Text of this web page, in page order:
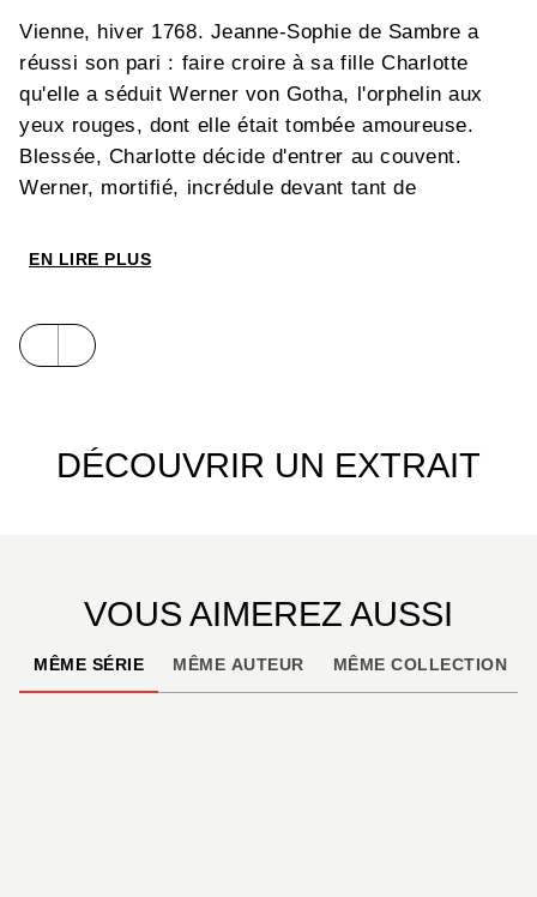
Vienne, hiver 1768. Jeanne-Sophie de Sambre a
réussi son pari : faire croire à sa fille Charlotte
qu'elle a séduit Werner von Gotha, l'orphelin aux
yeux rouges, dont elle était tombée amoureuse.
Blessée, Charlotte décide d'entrer au couvent.
Werner, mortifié, incrédule devant tant de
statue de la vierge, quitte à en mourir… Pour les
EN LIRE PLUS
DÉCOUVRIR UN EXTRAIT
VOUS AIMEREZ AUSSI
MÊME SÉRIE MÊME AUTEUR MÊME COLLECTION